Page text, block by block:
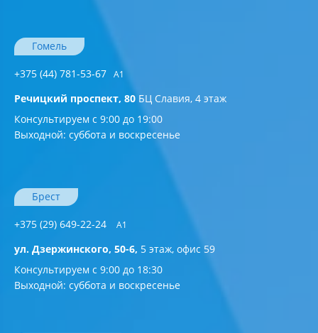
Гомель
+375 (44) 781-53-67 A1
Речицкий проспект, 80 БЦ Славия, 4 этаж
Консультируем с 9:00 до 19:00
Выходной: суббота и воскресенье
Брест
+375 (29) 649-22-24 А1
ул. Дзержинского, 50-6, 5 этаж, офис 59
Консультируем с 9:00 до 18:30
Выходной: суббота и воскресенье